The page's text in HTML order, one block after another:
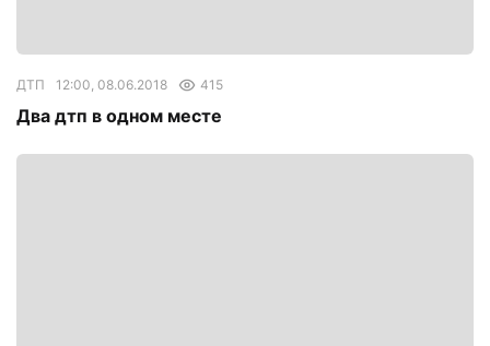
ДТП 12:00, 08.06.2018 415
Два дтп в одном месте